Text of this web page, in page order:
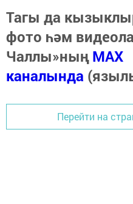
Тагы да
фото һәм
Чаллы»ныңMAX
каналында
Перейти на